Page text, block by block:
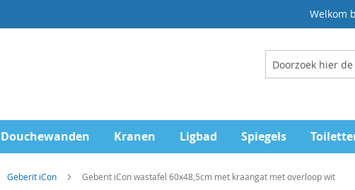
Welkom
Zoeken
Douchewanden Kranen Ligbad Spiegels
Geberit iCon Geberit iCon wastafel 60x48,5cm met kraangat met overloop wit